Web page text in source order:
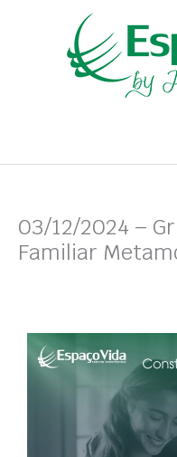
03/12/2024 –
Familiar